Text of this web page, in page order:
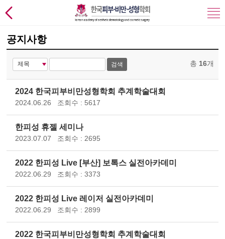
공지사항
검색 총 16개
2024 한국피부비만성형학회 추계학술대회
2024.06.26 조회수 : 5617
한피성 휴젤 세미나
2023.07.07 조회수 : 2695
2022 한피성 Live [부산] 보톡스 실전아카데미
2022.06.29 조회수 : 3373
2022 한피성 Live 레이저 실전아카데미
2022.06.29 조회수 : 2899
2022 한국피부비만성형학회 추계학술대회